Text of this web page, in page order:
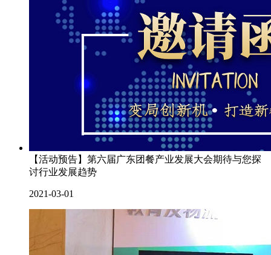
【活动预告】第六届广东团餐产业发展大会期待与您探
讨行业发展趋势
2021-03-01